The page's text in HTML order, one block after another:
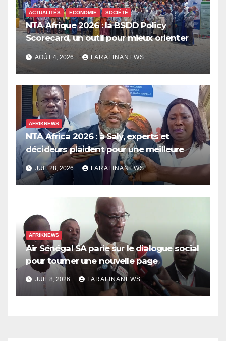
ACTUALITÉS ECONOMIE SOCIÉTÉ
NTA Afrique 2026 : la BSDD Policy
Scorecard, un outil pour mieux orienter
les dépenses publiques
AOÛT 4, 2026 FARAFINANEWS
AFRIKNEWS
NTA Africa 2026 : à Saly, experts et
décideurs plaident pour une meilleure
prise en compte de l’économie des soins
en Afrique
JUIL 28, 2026 FARAFINANEWS
AFRIKNEWS
Air Sénégal SA parie sur le dialogue social
pour tourner une nouvelle page
JUIL 8, 2026 FARAFINANEWS